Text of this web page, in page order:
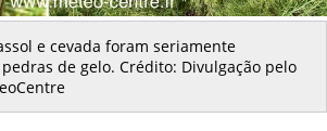
e cevada foram seriamente
de gelo. Crédito: Divulgação pelo